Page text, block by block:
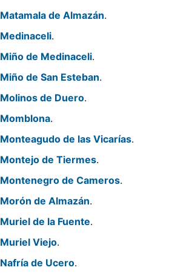
Matamala de Almazán.
Medinaceli.
Miño de Medinaceli.
Miño de San Esteban.
Molinos de Duero.
Momblona.
Monteagudo de las Vicarías.
Montejo de Tiermes.
Montenegro de Cameros.
Morón de Almazán.
Muriel de la Fuente.
Muriel Viejo.
Nafría de Ucero.